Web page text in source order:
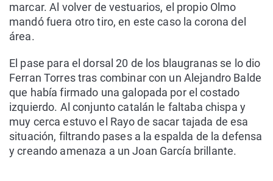
marcar. Al volver de vestuarios, el propio Olmo
mandó fuera otro tiro, en este caso la corona del
área.
El pase para el dorsal 20 de los blaugranas se lo dio
Ferran Torres tras combinar con un Alejandro Balde
que había firmado una galopada por el costado
izquierdo. Al conjunto catalán le faltaba chispa y
muy cerca estuvo el Rayo de sacar tajada de esa
situación, filtrando pases a la espalda de la defensa
y creando amenaza a un Joan García brillante.